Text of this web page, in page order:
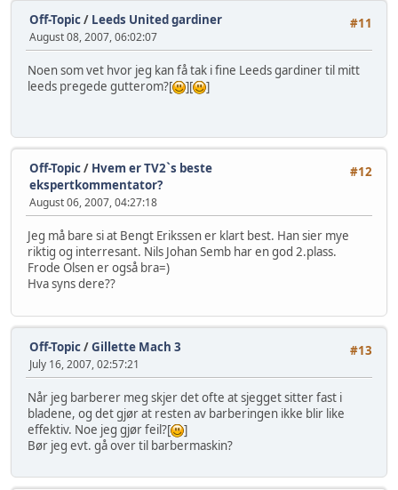
#11
Off-Topic/ Leeds United gardiner
August 08, 2007, 06:02:07
Noen som vet hvor jeg kan få tak i fine Leeds gardiner til mitt
leeds pregede gutterom?[
][ ]
#12
Off-Topic/ Hvem er TV2`s beste
ekspertkommentator?
August 06, 2007, 04:27:18
Jeg må bare si at Bengt Erikssen er klart best. Han sier mye
riktig og interresant. Nils Johan Semb har en god 2.plass.
Frode Olsen er også bra=)
Hva syns dere??
#13
Off-Topic/Gillette Mach 3
July 16, 2007, 02:57:21
Når jeg barberer meg skjer det ofte at sjegget sitter fast i
bladene, og det gjør at resten av barberingen ikke blir like
effektiv. Noe jeg gjør feil?[
]
Bør jeg evt. gå over til barbermaskin?